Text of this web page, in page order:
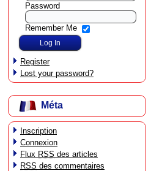
Password
Remember Me
Register
Lost your password?
Méta
Inscription
Connexion
Flux RSS des articles
RSS des commentaires